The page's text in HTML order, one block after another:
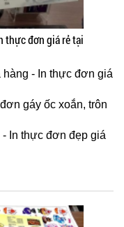
thực đơn giá rẻ tại
hàng - In thực đơn giá
gáy ốc xoắn, trôn
In thực đơn đẹp giá